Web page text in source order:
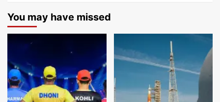
You may have missed